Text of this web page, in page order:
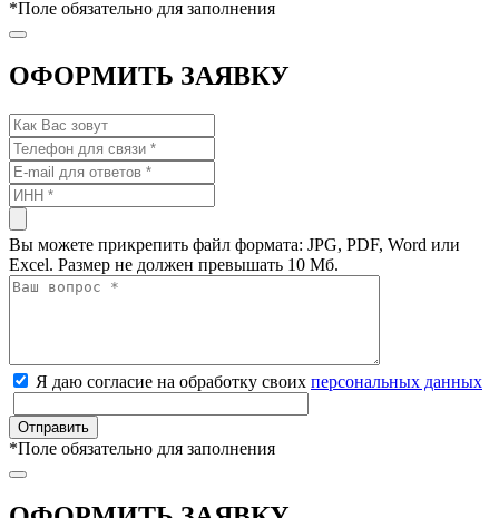
*Поле обязательно для заполнения
ОФОРМИТЬ ЗАЯВКУ
Вы можете прикрепить файл формата: JPG, PDF, Word или
Excel. Размер не должен превышать 10 Мб.
Я даю согласие на обработку своих персональных данных
*Поле обязательно для заполнения